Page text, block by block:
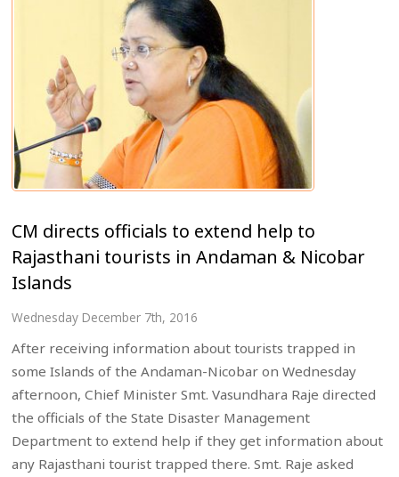
CM directs officials to extend help to
Rajasthani tourists in Andaman & Nicobar
Islands
Wednesday December 7th, 2016
After receiving information about tourists trapped in
some Islands of the Andaman-Nicobar on Wednesday
afternoon, Chief Minister Smt. Vasundhara Raje directed
the officials of the State Disaster Management
Department to extend help if they get information about
any Rajasthani tourist trapped there. Smt. Raje asked